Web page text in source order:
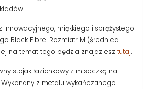
innowacyjnego, miękkiego i sprężystego
Black Fibre. Rozmiatr M (średnica
na temat tego pędzla znajdziesz tutaj.
stojak łazienkowy z miseczką na
z metalu wykańczanego